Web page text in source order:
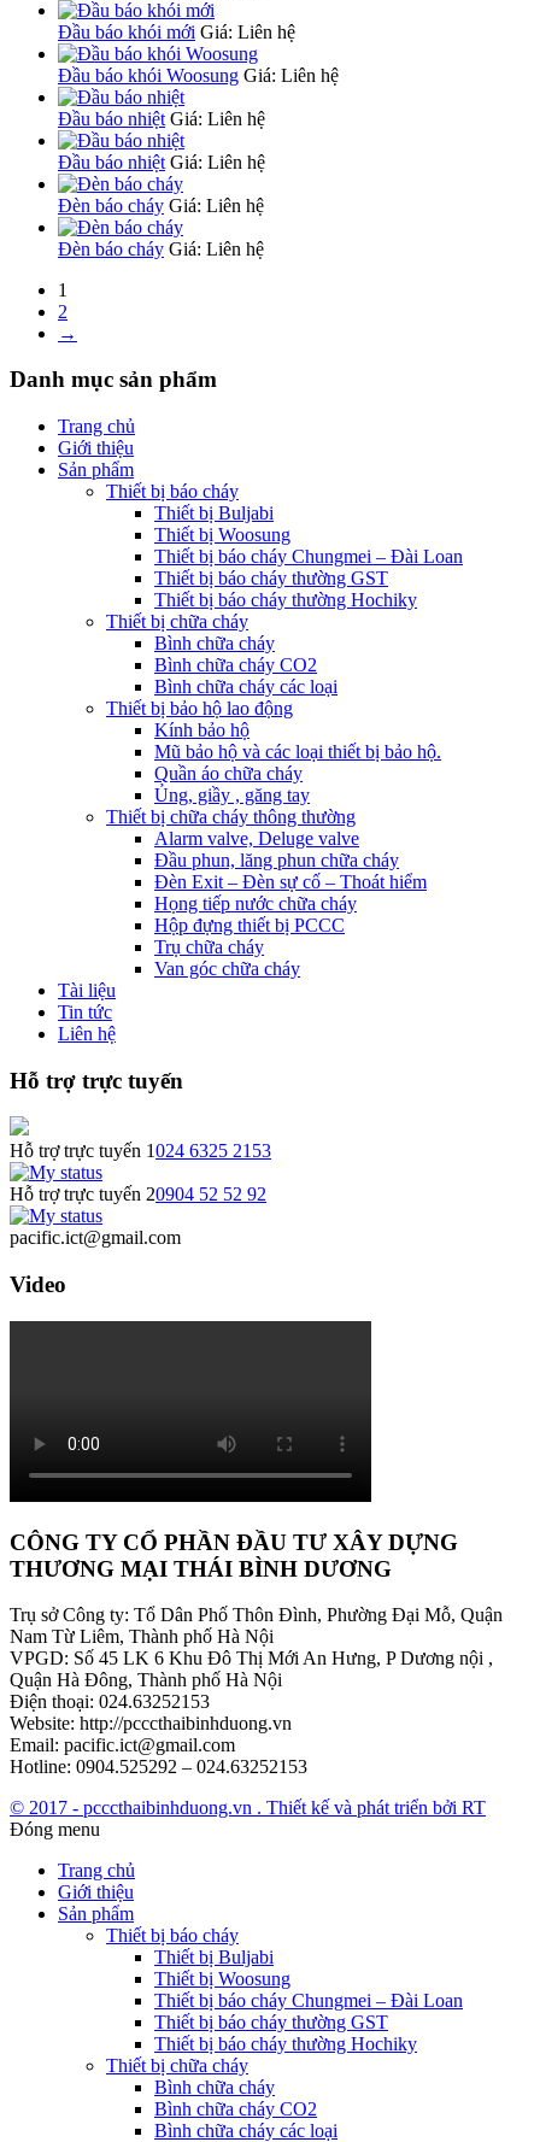
Đầu báo khói mới Giá: Liên hệ
Đầu báo khói Woosung Giá: Liên hệ
Đầu báo nhiệt Giá: Liên hệ
Đầu báo nhiệt Giá: Liên hệ
Đèn báo cháy Giá: Liên hệ
Đèn báo cháy Giá: Liên hệ
1
2
→
Danh mục sản phẩm
Trang chủ
Giới thiệu
Sản phẩm
Thiết bị báo cháy
Thiết bị Buljabi
Thiết bị Woosung
Thiết bị báo cháy Chungmei – Đài Loan
Thiết bị báo cháy thường GST
Thiết bị báo cháy thường Hochiky
Thiết bị chữa cháy
Bình chữa cháy
Bình chữa cháy CO2
Bình chữa cháy các loại
Thiết bị bảo hộ lao động
Kính bảo hộ
Mũ bảo hộ và các loại thiết bị bảo hộ.
Quần áo chữa cháy
Ủng, giầy , găng tay
Thiết bị chữa cháy thông thường
Alarm valve, Deluge valve
Đầu phun, lăng phun chữa cháy
Đèn Exit – Đèn sự cố – Thoát hiểm
Họng tiếp nước chữa cháy
Hộp đựng thiết bị PCCC
Trụ chữa cháy
Van góc chữa cháy
Tài liệu
Tin tức
Liên hệ
Hỗ trợ trực tuyến
Hỗ trợ trực tuyến 1024 6325 2153
Hỗ trợ trực tuyến 20904 52 52 92
pacific.ict@gmail.com
Video
CÔNG TY CỔ PHẦN ĐẦU TƯ XÂY DỰNG
THƯƠNG MẠI THÁI BÌNH DƯƠNG
Trụ sở Công ty: Tổ Dân Phố Thôn Đình, Phường Đại Mỗ, Quận
Nam Từ Liêm, Thành phố Hà Nội
VPGD: Số 45 LK 6 Khu Đô Thị Mới An Hưng, P Dương nội ,
Quận Hà Đông, Thành phố Hà Nội
Điện thoại: 024.63252153
Website: http://pcccthaibinhduong.vn
Email: pacific.ict@gmail.com
Hotline: 0904.525292 – 024.63252153
© 2017 - pcccthaibinhduong.vn . Thiết kế và phát triển bởi RT
Đóng menu
Trang chủ
Giới thiệu
Sản phẩm
Thiết bị báo cháy
Thiết bị Buljabi
Thiết bị Woosung
Thiết bị báo cháy Chungmei – Đài Loan
Thiết bị báo cháy thường GST
Thiết bị báo cháy thường Hochiky
Thiết bị chữa cháy
Bình chữa cháy
Bình chữa cháy CO2
Bình chữa cháy các loại